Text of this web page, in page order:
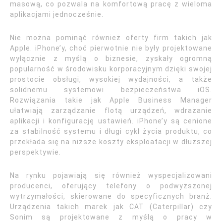
masową, co pozwala na komfortową pracę z wieloma
aplikacjami jednocześnie.
Nie można pominąć również oferty firm takich jak
Apple. iPhone’y, choć pierwotnie nie były projektowane
wyłącznie z myślą o biznesie, zyskały ogromną
popularność w środowisku korporacyjnym dzięki swojej
prostocie obsługi, wysokiej wydajności, a także
solidnemu systemowi bezpieczeństwa iOS.
Rozwiązania takie jak Apple Business Manager
ułatwiają zarządzanie flotą urządzeń, wdrażanie
aplikacji i konfigurację ustawień. iPhone’y są cenione
za stabilność systemu i długi cykl życia produktu, co
przekłada się na niższe koszty eksploatacji w dłuższej
perspektywie.
Na rynku pojawiają się również wyspecjalizowani
producenci, oferujący telefony o podwyższonej
wytrzymałości, skierowane do specyficznych branż.
Urządzenia takich marek jak CAT (Caterpillar) czy
Sonim są projektowane z myślą o pracy w